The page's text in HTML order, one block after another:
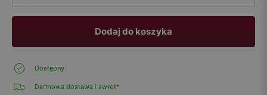
Dodaj do koszyka
Dostępny
Darmowa dostawa i zwrot*